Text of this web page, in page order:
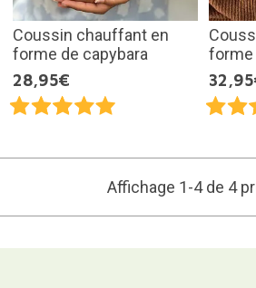
Coussin chauffant en
forme de capybara
28,95€
forme
Affichage 1-4 de 4